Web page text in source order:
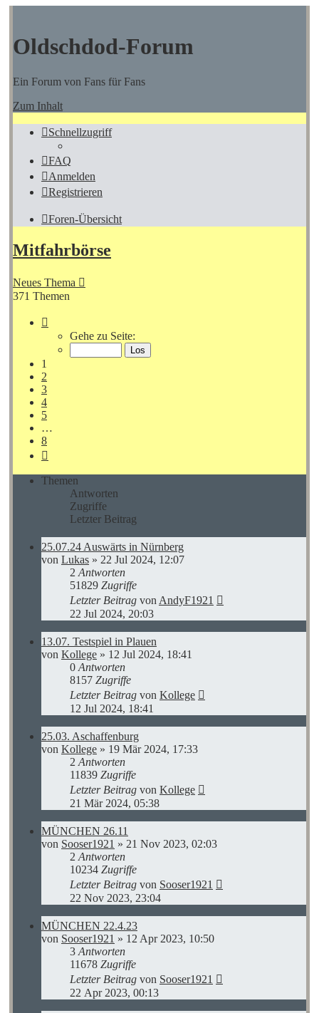
Oldschdod-Forum
Ein Forum von Fans für Fans
Zum Inhalt
Schnellzugriff
FAQ
Anmelden
Registrieren
Foren-Übersicht
Mitfahrbörse
Neues Thema
371 Themen
von
Gehe zu Seite:
1
2
3
4
5
…
8
Themen
Antworten
Zugriffe
Letzter Beitrag
25.07.24 Auswärts in Nürnberg
von Lukas » 22 Jul 2024, 12:07
2 Antworten
51829 Zugriffe
Letzter Beitrag von AndyF1921
22 Jul 2024, 20:03
13.07. Testspiel in Plauen
von Kollege » 12 Jul 2024, 18:41
0 Antworten
8157 Zugriffe
Letzter Beitrag von Kollege
12 Jul 2024, 18:41
25.03. Aschaffenburg
von Kollege » 19 Mär 2024, 17:33
2 Antworten
11839 Zugriffe
Letzter Beitrag von Kollege
21 Mär 2024, 05:38
MÜNCHEN 26.11
von Sooser1921 » 21 Nov 2023, 02:03
2 Antworten
10234 Zugriffe
Letzter Beitrag von Sooser1921
22 Nov 2023, 23:04
MÜNCHEN 22.4.23
von Sooser1921 » 12 Apr 2023, 10:50
3 Antworten
11678 Zugriffe
Letzter Beitrag von Sooser1921
22 Apr 2023, 00:13